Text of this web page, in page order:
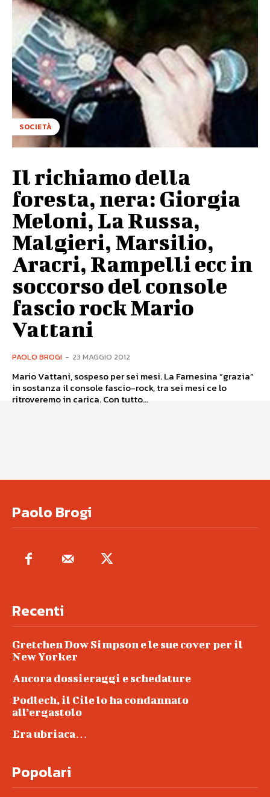
SOCIETÀ
Il richiamo della
foresta, nera: Giorgia
Meloni, La Russa,
Malgieri, Marsilio,
Aracri, Rampelli ecc in
soccorso del console
fascio rock Mario
Vattani
PAOLO BROGI - 23 MAGGIO 2012
Mario Vattani, sospeso per sei mesi. La Farnesina “grazia”
in sostanza il console fascio-rock, tra sei mesi ce lo
ritroveremo in carica. Con tutto...
Paolo Brogi
Recenti
Gretchen Dow Simpson e le sue cover per il
New Yorker
Ancora dossieraggi e schedature
Podlech, il Cile lo ha condannato
all’ergastolo
Era ubriaca…
Popolari